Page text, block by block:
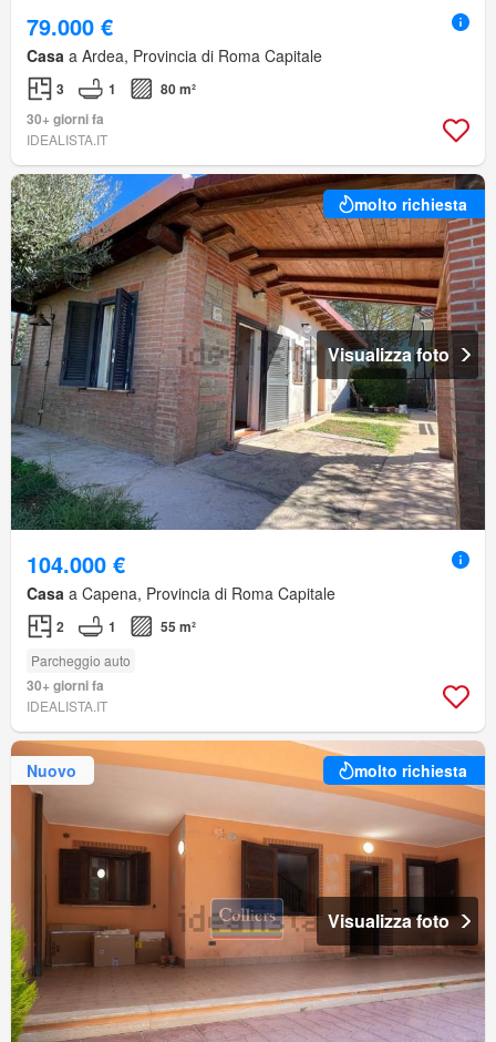
79.000 €
Casa a Ardea, Provincia di Roma Capitale
3 1
80 m²
30+ giorni fa
IDEALISTA.IT
molto richiesta
Visualizza foto
104.000 €
Casa a Capena, Provincia di Roma Capitale
2 1 55 m²
Parcheggio auto
30+ giorni fa
IDEALISTA.IT
Nuovo molto richiesta
Visualizza foto